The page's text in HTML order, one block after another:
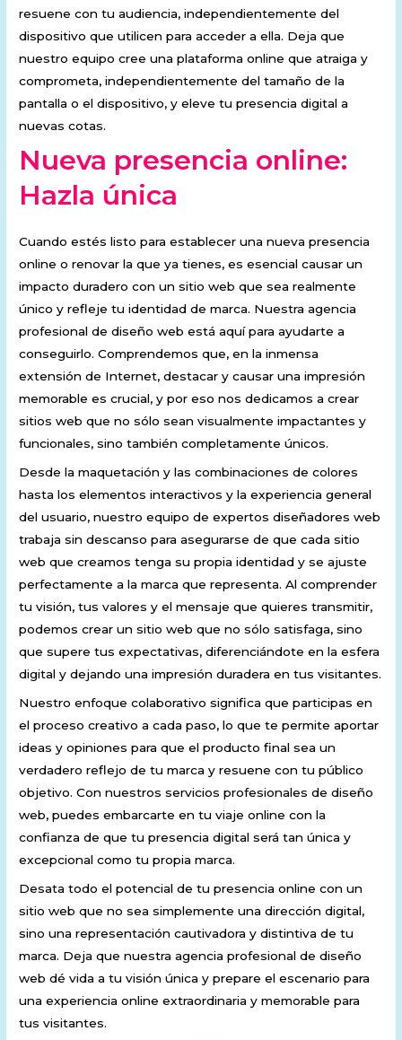
resuene con tu audiencia, independientemente del
dispositivo que utilicen para acceder a ella. Deja que
nuestro equipo cree una plataforma online que atraiga y
comprometa, independientemente del tamaño de la
pantalla o el dispositivo, y eleve tu presencia digital a
nuevas cotas.
Nueva presencia online:
Hazla única
Cuando estés listo para establecer una nueva presencia
online o renovar la que ya tienes, es esencial causar un
impacto duradero con un sitio web que sea realmente
único y refleje tu identidad de marca. Nuestra agencia
profesional de diseño web está aquí para ayudarte a
conseguirlo. Comprendemos que, en la inmensa
extensión de Internet, destacar y causar una impresión
memorable es crucial, y por eso nos dedicamos a crear
sitios web que no sólo sean visualmente impactantes y
funcionales, sino también completamente únicos.
Desde la maquetación y las combinaciones de colores
hasta los elementos interactivos y la experiencia general
del usuario, nuestro equipo de expertos diseñadores web
trabaja sin descanso para asegurarse de que cada sitio
web que creamos tenga su propia identidad y se ajuste
perfectamente a la marca que representa. Al comprender
tu visión, tus valores y el mensaje que quieres transmitir,
podemos crear un sitio web que no sólo satisfaga, sino
que supere tus expectativas, diferenciándote en la esfera
digital y dejando una impresión duradera en tus visitantes.
Nuestro enfoque colaborativo significa que participas en
el proceso creativo a cada paso, lo que te permite aportar
ideas y opiniones para que el producto final sea un
verdadero reflejo de tu marca y resuene con tu público
objetivo. Con nuestros servicios profesionales de diseño
web, puedes embarcarte en tu viaje online con la
confianza de que tu presencia digital será tan única y
excepcional como tu propia marca.
Desata todo el potencial de tu presencia online con un
sitio web que no sea simplemente una dirección digital,
sino una representación cautivadora y distintiva de tu
marca. Deja que nuestra agencia profesional de diseño
web dé vida a tu visión única y prepare el escenario para
una experiencia online extraordinaria y memorable para
tus visitantes.